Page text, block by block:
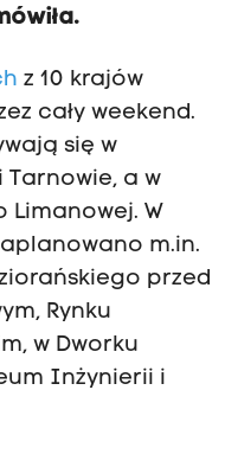
z 10 krajów
cały weekend.
się w
Tarnowie, a w
Limanowej. W
m.in.
przed
Rynku
w Dworku
Inżynierii i